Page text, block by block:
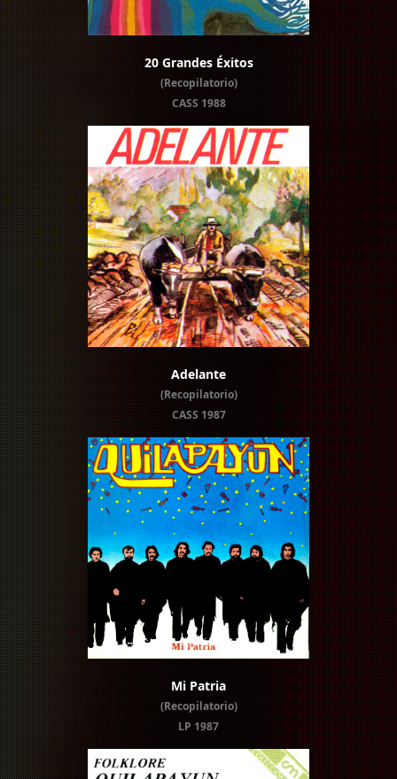
20 Grandes Éxitos
(Recopilatorio)
CASS 1988
Adelante
(Recopilatorio)
CASS 1987
Mi Patria
(Recopilatorio)
LP 1987